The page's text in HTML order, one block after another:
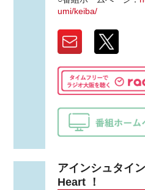
umi/keiba/
アインシュタイ
Heart ！